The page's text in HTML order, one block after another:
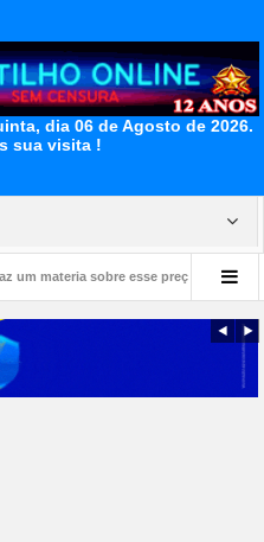
dia 06 de Agosto de 2026.
sua visita !
sobre esse preços abusivos da cemig
🫵🏻 paga seus impostos e a atual